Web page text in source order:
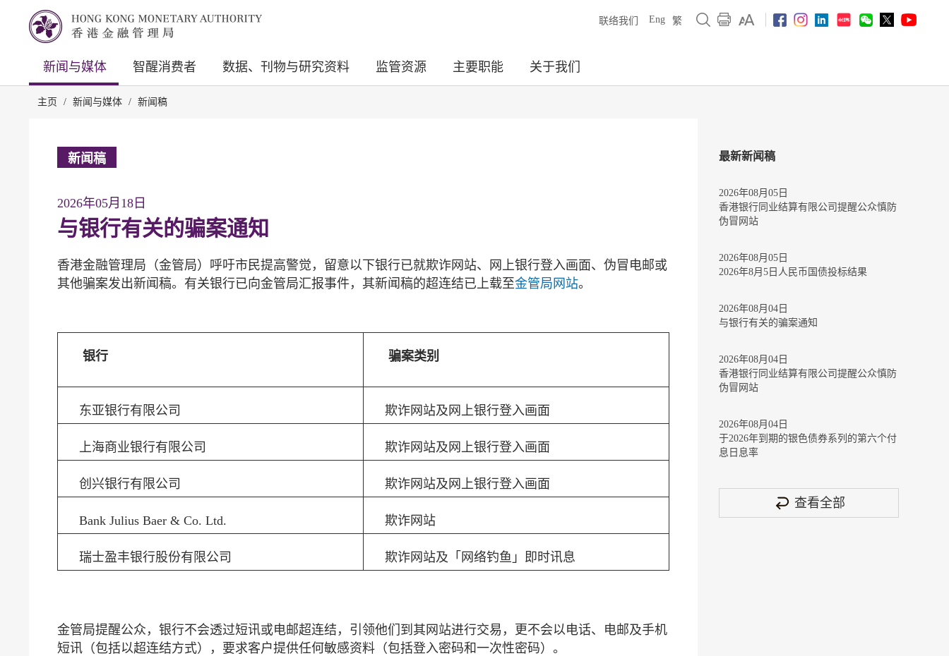
联络我们 Eng 繁
新闻与媒体 智醒消费者 数据、刊物与研究资料 监管资源 主要职能 关于我们
主页 / 新闻与媒体 / 新闻稿
新闻稿
2026年05月18日
与银行有关的骗案通知
香港金融管理局（金管局）呼吁市民提高警觉，留意以下银行已就欺诈网站、网上银行登入画面、伪冒电邮或
其他骗案发出新闻稿。有关银行已向金管局汇报事件，其新闻稿的超连结已上载至金管局网站。
银行 骗案类别
东亚银行有限公司 欺诈网站及网上银行登入画面
上海商业银行有限公司 欺诈网站及网上银行登入画面
创兴银行有限公司 欺诈网站及网上银行登入画面
Bank Julius Baer & Co. Ltd. 欺诈网站
瑞士盈丰银行股份有限公司 欺诈网站及「网络钓鱼」即时讯息
金管局提醒公众，银行不会透过短讯或电邮超连结，引领他们到其网站进行交易，更不会以电话、电邮及手机
短讯（包括以超连结方式），要求客户提供任何敏感资料（包括登入密码和一次性密码）。
最新新闻稿
2026年08月05日
香港银行同业结算有限公司提醒公众慎防
伪冒网站
2026年08月05日
2026年8月5日人民币国债投标结果
2026年08月04日
与银行有关的骗案通知
2026年08月04日
香港银行同业结算有限公司提醒公众慎防
伪冒网站
2026年08月04日
于2026年到期的银色债券系列的第六个付
息日息率
查看全部